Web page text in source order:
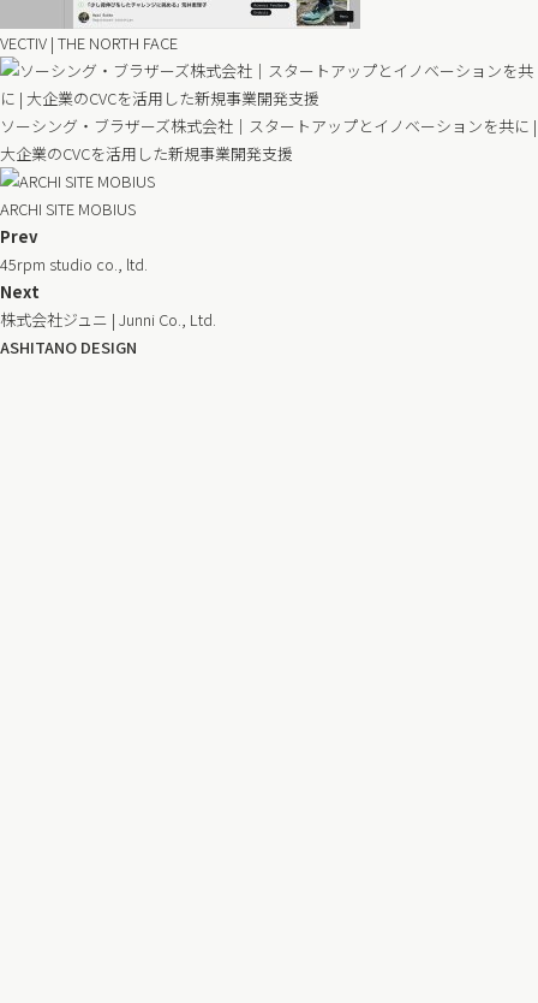
VECTIV | THE NORTH FACE
ソーシング・ブラザーズ株式会社｜スタートアップとイノベーションを共に |
大企業のCVCを活用した新規事業開発支援
ARCHI SITE MOBIUS
Prev
45rpm studio co., ltd.
Next
株式会社ジュニ | Junni Co., Ltd.
ASHITANO DESIGN